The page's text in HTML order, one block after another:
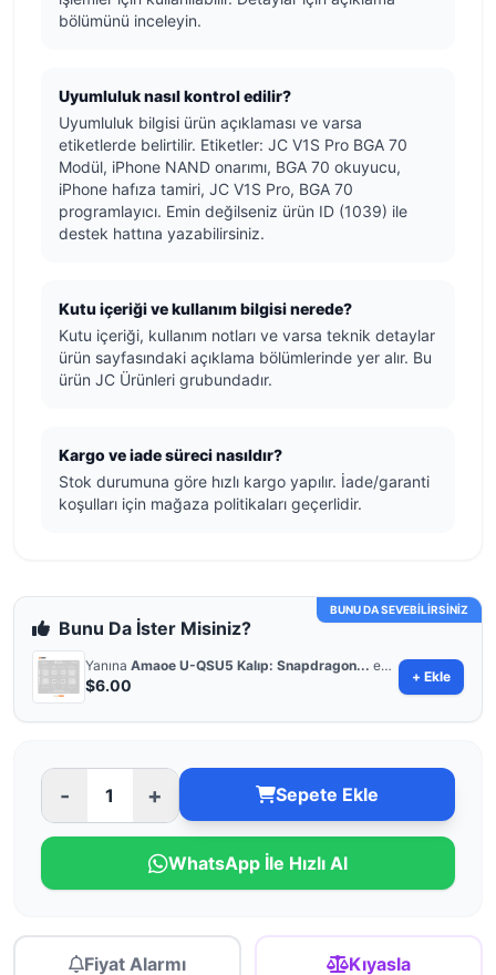
bölümünü inceleyin.
Uyumluluk nasıl kontrol edilir?
Uyumluluk bilgisi ürün açıklaması ve varsa
etiketlerde belirtilir. Etiketler: JC V1S Pro BGA 70
Modül, iPhone NAND onarımı, BGA 70 okuyucu,
iPhone hafıza tamiri, JC V1S Pro, BGA 70
programlayıcı. Emin değilseniz ürün ID (1039) ile
destek hattına yazabilirsiniz.
Kutu içeriği ve kullanım bilgisi nerede?
Kutu içeriği, kullanım notları ve varsa teknik detaylar
ürün sayfasındaki açıklama bölümlerinde yer alır. Bu
ürün JC Ürünleri grubundadır.
Kargo ve iade süreci nasıldır?
Stok durumuna göre hızlı kargo yapılır. İade/garanti
koşulları için mağaza politikaları geçerlidir.
BUNU DA SEVEBİLİRSİNİZ
Bunu Da İster Misiniz?
Yanına Amaoe U-QSU5 Kalıp: Snapdragon... ekle
$6.00 + Ekle
- + Sepete Ekle
WhatsApp İle Hızlı Al
Fiyat Alarmı Kıyasla